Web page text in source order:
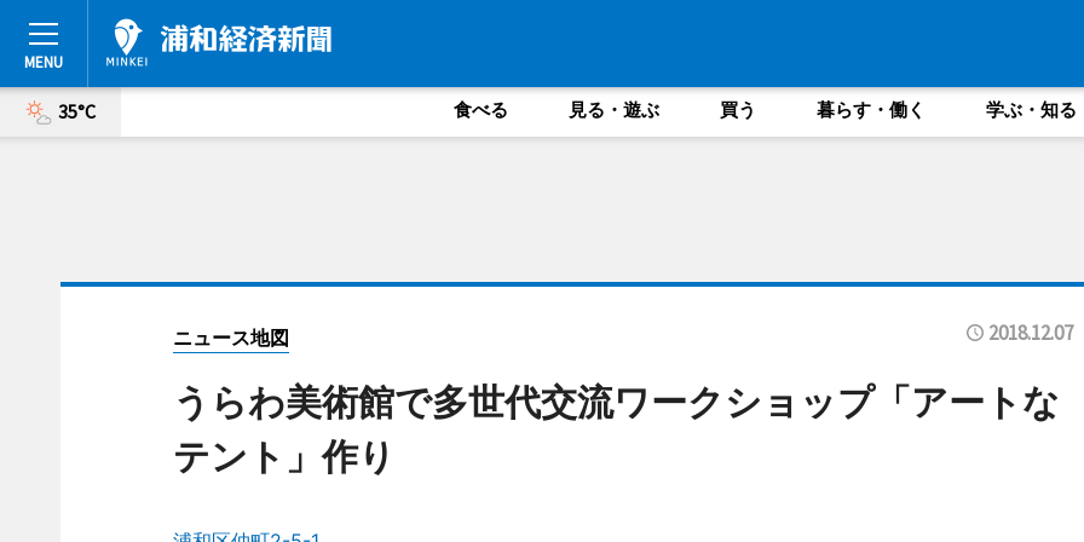
35°C 食べる 見る・遊ぶ 買う 暮らす・働く 学ぶ・知る
ニュース地図 2018.12.07
うらわ美術館で多世代交流ワークショップ「アートな
テント」作り